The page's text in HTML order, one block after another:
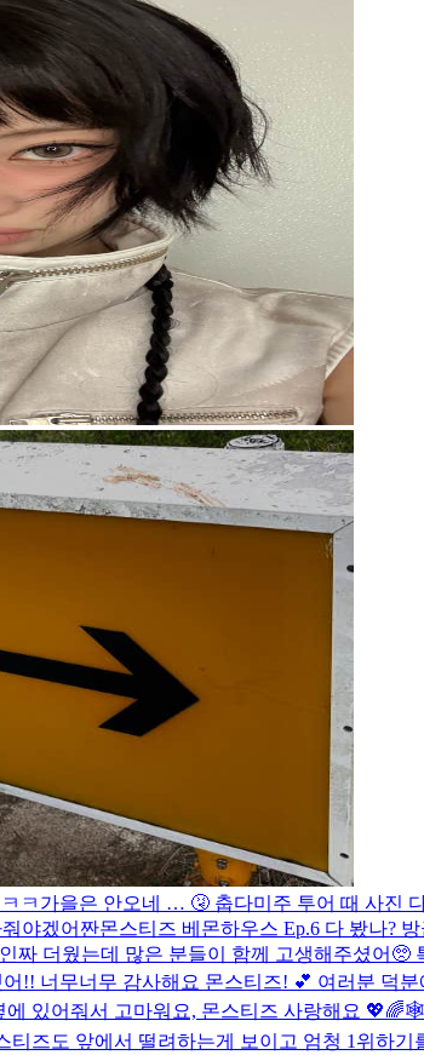
ㅋ 가을은 안오네 … 🤧 춥다미주 투어 때 사진
야겠어 짠몬스티즈 베몬하우스 Ep.6 다 봤나?
더웠는데 많은 분들이 함께 고생해주셨어
!! 너무너무 감사해요 몬스티즈! 💕 여러분 덕
있어줘서 고마워요, 몬스티즈 사랑해요 💖🌈
즈도 앞에서 떨려하는게 보이고 엄청 1위하